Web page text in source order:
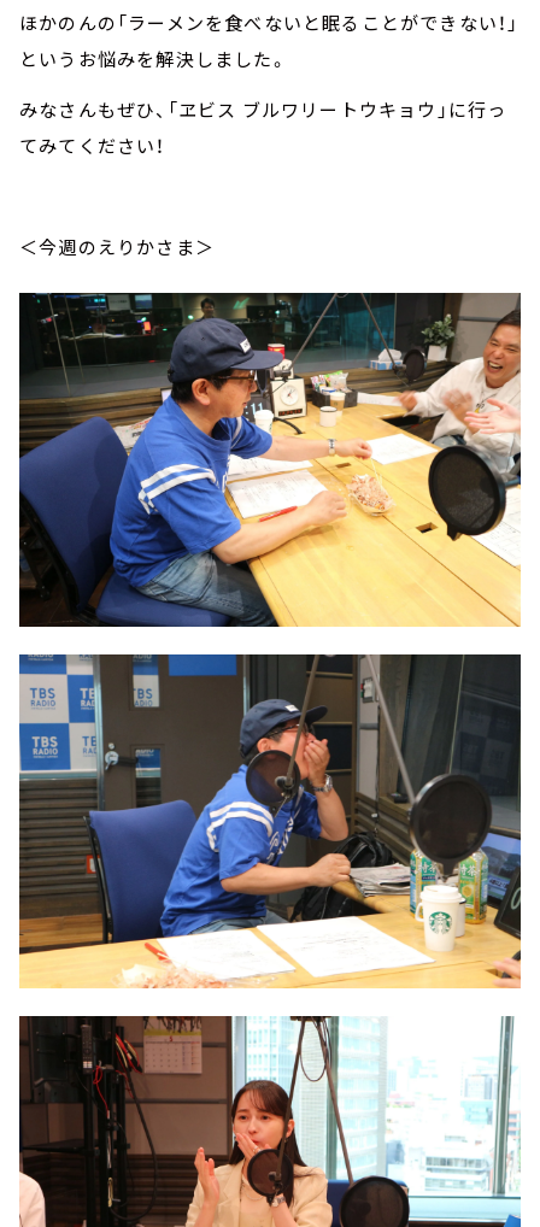
ほかのんの「ラーメンを食べないと眠ることができない！」
というお悩みを解決しました。
みなさんもぜひ、「ヱビス ブルワリートウキョウ」に行っ
てみてください！
＜今週のえりかさま＞